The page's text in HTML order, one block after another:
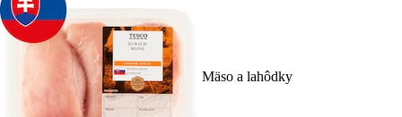
Mäso a lahôdky